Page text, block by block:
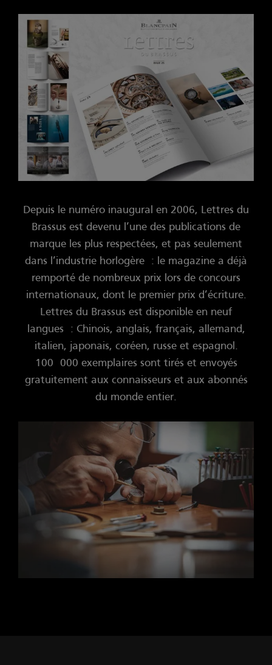
Depuis le numéro inaugural en 2006, Lettres du
Brassus est devenu l’une des publications de
marque les plus respectées, et pas seulement
dans l’industrie horlogère : le magazine a déjà
remporté de nombreux prix lors de concours
internationaux, dont le premier prix d’écriture.
Lettres du Brassus est disponible en neuf
langues : Chinois, anglais, français, allemand,
italien, japonais, coréen, russe et espagnol.
100 000 exemplaires sont tirés et envoyés
gratuitement aux connaisseurs et aux abonnés
du monde entier.